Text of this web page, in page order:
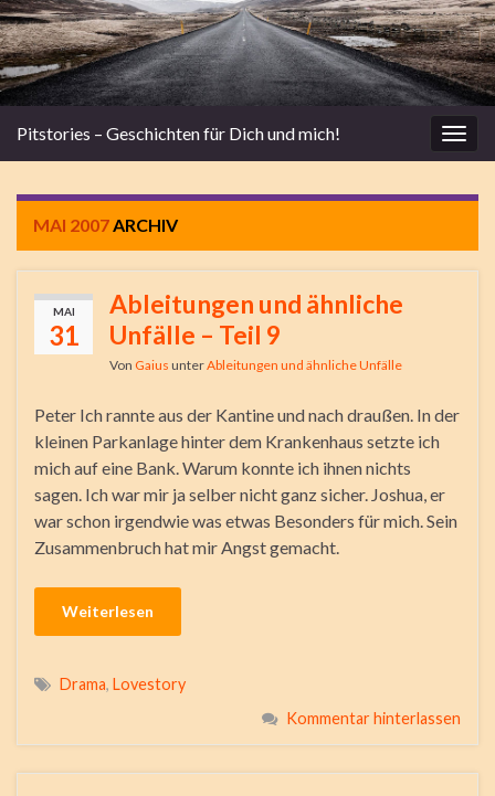
Pitstories – Geschichten für Dich und mich!
MAI 2007 ARCHIV
MAI
31
Ableitungen und ähnliche
Unfälle – Teil 9
Von Gaius unterAbleitungen und ähnliche Unfälle
Peter Ich rannte aus der Kantine und nach draußen. In der
kleinen Parkanlage hinter dem Krankenhaus setzte ich
mich auf eine Bank. Warum konnte ich ihnen nichts
sagen. Ich war mir ja selber nicht ganz sicher. Joshua, er
war schon irgendwie was etwas Besonders für mich. Sein
Zusammenbruch hat mir Angst gemacht.
Weiterlesen
Drama, Lovestory
Kommentar hinterlassen